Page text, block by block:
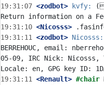
19:31:07 <zodbot> kvfy:
19:31:10 <Nicosss>
19:31:11
<zodbot> Nicosss:
BERREHOUC, email:
05-09, IRC Nick: Nicosss,
19:31:11
<Renault> #chair